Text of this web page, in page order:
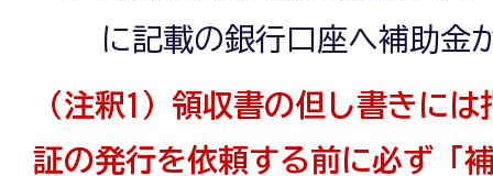
に記載の銀行口座へ補助金
（注釈1）領収書の但し書きに
証の発行を依頼する前に必ず「